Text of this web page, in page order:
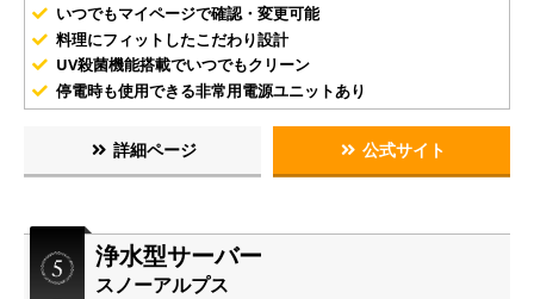
いつでもマイページで確認・変更可能
料理にフィットしたこだわり設計
UV殺菌機能搭載でいつでもクリーン
停電時も使用できる非常用電源ユニットあり
詳細ページ 公式サイト
浄水型サーバー
スノーアルプス